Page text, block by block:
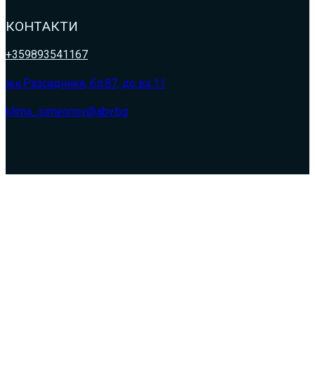
КОНТАКТИ
+359893541167
жк.Разсадника, бл.87, до вх.11
klima_simeonov@abv.bg